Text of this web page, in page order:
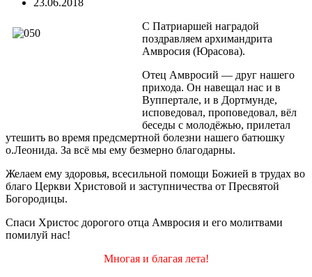
23.06.2018
С Патриаршей наградой
поздравляем архимандрита
Амвросия (Юрасова).
Отец Амвросий — друг нашего
прихода. Он навещал нас и в
Вуппертале, и в Дортмунде,
исповедовал, проповедовал, вёл
беседы с молодёжью, прилетал
утешить во время предсмертной болезни нашего батюшку
о.Леонида. За всё мы ему безмерно благодарны.
Желаем ему здоровья, всесильной помощи Божией в трудах во
благо Церкви Христовой и заступничества от Пресвятой
Богородицы.
Спаси Христос дорогого отца Амвросия и его молитвами
помилуй нас!
Многая и благая лета!